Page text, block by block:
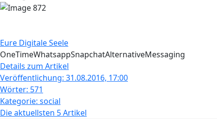
Eure Digitale Seele
OneTimeWhatsappSnapchatAlternativeMessaging
Details zum Artikel
Veröffentlichung: 31.08.2016, 17:00
Wörter: 571
Kategorie: social
Die aktuellsten 5 Artikel